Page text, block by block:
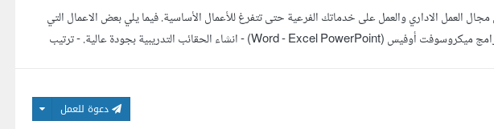
خبرة كبيرة فى مجال العمل الاداري والعمل على خدماتك الفرعية حتى تتفرغ للأعمال الأساسية. فيما يلي بعض الاعمال التي
بإذن الله أستطيع أن أقدمها باحترافية: - العمل علي برامج ميكروسوفت أوفيس (Word - Excel PowerPoint) - انشاء الحقائب التدريبية بجودة عالية. - ترتيب
دعوة للعمل